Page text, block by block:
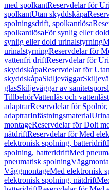
med spolkantReservdelar för
spolkantUtan skyddskåpa
spolningsdrift, spolkantlösa
spolkantlösaFör synlig eller
synlig eller dold urinalstyrning
urinalstyrningReservdelar för
vattenfri driftReservdelar för
skyddskåpaReservdelar för Utan
skyddskåpaSkiljeväggar
glasSkiljeväggar av
TillbehörVattenlås och
adaptrarReservdelar för
adaptrarInfästningsmaterial
montageReservdelar för Dolt
nätdriftReservdelar för Med
elektronisk spolning, batteridrift
spolning, batteridriftMed
pneumatisk spolning
VäggmontageMed elektronisk
elektronisk spolning, nätdrift